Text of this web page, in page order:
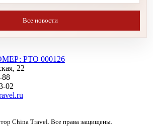
Все новости
РТО 000126
22
88
02
China Travel. Все права защищены.